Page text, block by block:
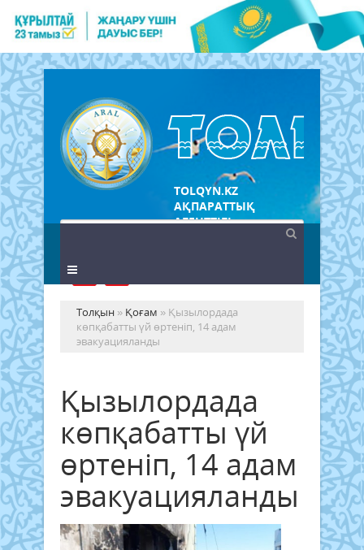
TOLQYN.KZ
АҚПАРАТТЫҚ
АГЕНТТІГІ
Толқын » Қоғам » Қызылордада
көпқабатты үй өртеніп, 14 адам
эвакуацияланды
Қызылордада
көпқабатты үй
өртеніп, 14 адам
эвакуацияланды